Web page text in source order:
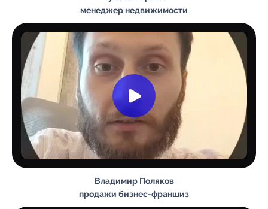
менеджер недвижимости
Владимир Поляков
продажи бизнес-франшиз